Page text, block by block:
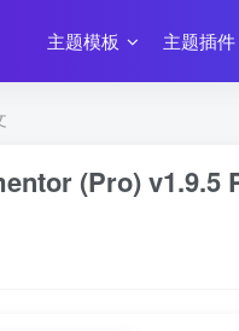
主题模板 主题插件
(Pro) v1.9.5